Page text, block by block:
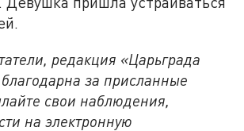
редакция «Царьграда
за присланные
свои наблюдения,
на электронную